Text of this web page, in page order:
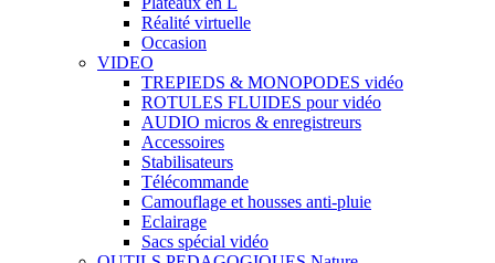
Réalité virtuelle
Occasion
VIDEO
TREPIEDS & MONOPODES vidéo
ROTULES FLUIDES pour vidéo
AUDIO micros & enregistreurs
Accessoires
Stabilisateurs
Télécommande
Camouflage et housses anti-pluie
Eclairage
Sacs spécial vidéo